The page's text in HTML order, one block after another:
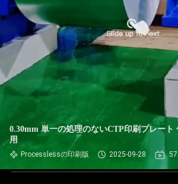
0.30mm 単一の処理のないCTP印刷プレート
用
Processlessの印刷版 2025-09-28